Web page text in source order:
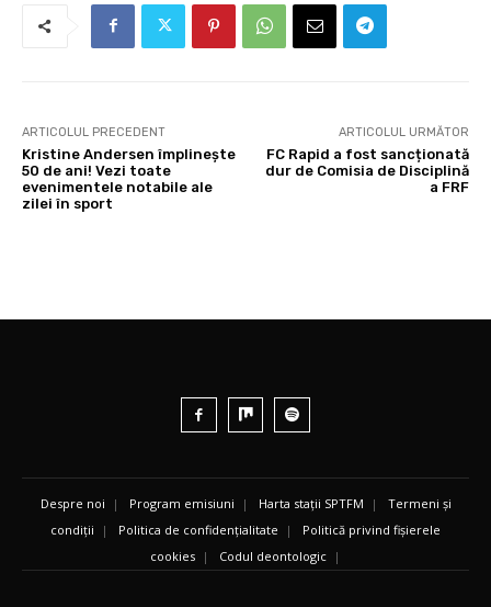
ARTICOLUL PRECEDENT
Kristine Andersen împlinește
50 de ani! Vezi toate
evenimentele notabile ale
zilei în sport
ARTICOLUL URMĂTOR
FC Rapid a fost sancționată
dur de Comisia de Disciplină
a FRF
Despre noi | Program emisiuni | Harta stații SPTFM | Termeni și
condiții | Politica de confidențialitate | Politică privind fișierele
cookies | Codul deontologic |